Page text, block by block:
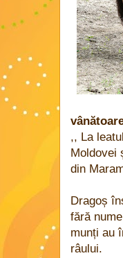
,, La
Moldovei
din
Dragoș
fără
munți au
râului.